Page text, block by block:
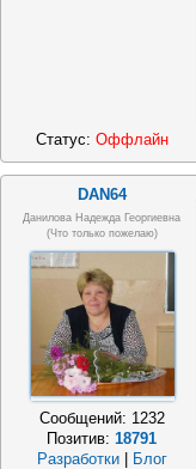
Статус: Оффлайн
DAN64
Данилова Надежда Георгиевна
(что только пожелаю)
Сообщений: 1232
Позитив:18791
Разработки
Блог